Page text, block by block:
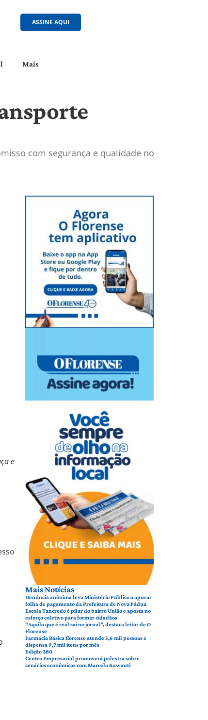
ASSINE AQUI
Mais
com segurança e qualidade no
e
Mais Notícias
Denúncia anônima leva Ministério Público a apurar
folha de pagamento da Prefeitura de Nova Pádua
Escola Tancredo é pilar do bairro União e aposta no
esforço coletivo para formar cidadãos
“Aquilo que é real sai no jornal”, destaca leitor de O
Florense
Farmácia Básica florense atende 5,6 mil pessoas e
dispensa 9,7 mil itens por mês
Edição 280
Centro Empresarial promoverá palestra sobre
cenários econômicos com Marcela Kawauti